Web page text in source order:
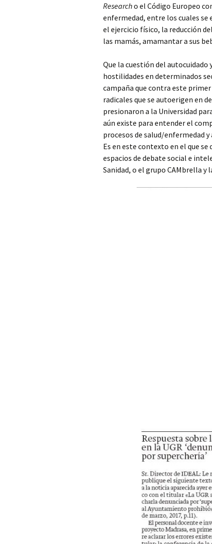
Researcho el Código Europeo
enfermedad, entre los cuales
el ejercicio físico, la reducción
las mamás, amamantar a sus
Que la cuestión del
hostilidades en determinados
campaña que contra este
radicales que se autoerigen en
presionaron a la Universidad
aún existe para entender el
procesos de salud/enfermedad
Es en este contexto en el que
espacios de debate social e
Sanidad, o el grupo CAMbrella y